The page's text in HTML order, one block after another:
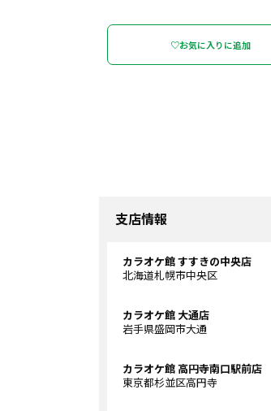
♡お気に入りに追加
支店情報
カラオケ館 すすきの中央店
北海道札幌市中央区
カラオケ館 大通店
岩手県盛岡市大通
カラオケ館 高円寺南口駅前店
東京都杉並区高円寺